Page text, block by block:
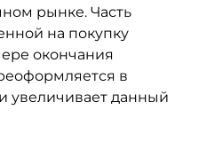
рынке. Часть
на покупку
окончания
в
увеличивает данный